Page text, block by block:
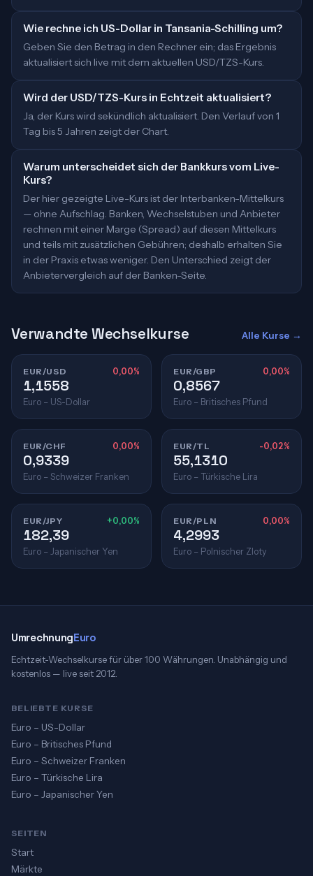
Wie rechne ich US-Dollar in Tansania-Schilling um?
Geben Sie den Betrag in den Rechner ein; das Ergebnis
aktualisiert sich live mit dem aktuellen USD/TZS-Kurs.
Wird der USD/TZS-Kurs in Echtzeit aktualisiert?
Ja, der Kurs wird sekündlich aktualisiert. Den Verlauf von 1
Tag bis 5 Jahren zeigt der Chart.
Warum unterscheidet sich der Bankkurs vom Live-
Kurs?
Der hier gezeigte Live-Kurs ist der Interbanken-Mittelkurs
— ohne Aufschlag. Banken, Wechselstuben und Anbieter
rechnen mit einer Marge (Spread) auf diesen Mittelkurs
und teils mit zusätzlichen Gebühren; deshalb erhalten Sie
in der Praxis etwas weniger. Den Unterschied zeigt der
Anbietervergleich auf der Banken-Seite.
Verwandte Wechselkurse Alle Kurse →
EUR/USD 0,00%
1,1558
Euro – US-Dollar
EUR/GBP 0,00%
0,8567
Euro – Britisches Pfund
EUR/CHF 0,00%
0,9339
Euro – Schweizer Franken
EUR/TL -0,02%
55,1310
Euro – Türkische Lira
EUR/JPY +0,00%
182,39
Euro – Japanischer Yen
EUR/PLN 0,00%
4,2993
Euro – Polnischer Zloty
UmrechnungEuro
Echtzeit-Wechselkurse für über 100 Währungen. Unabhängig und
kostenlos — live seit 2012.
BELIEBTE KURSE
Euro – US-Dollar
Euro – Britisches Pfund
Euro – Schweizer Franken
Euro – Türkische Lira
Euro – Japanischer Yen
SEITEN
Start
Märkte